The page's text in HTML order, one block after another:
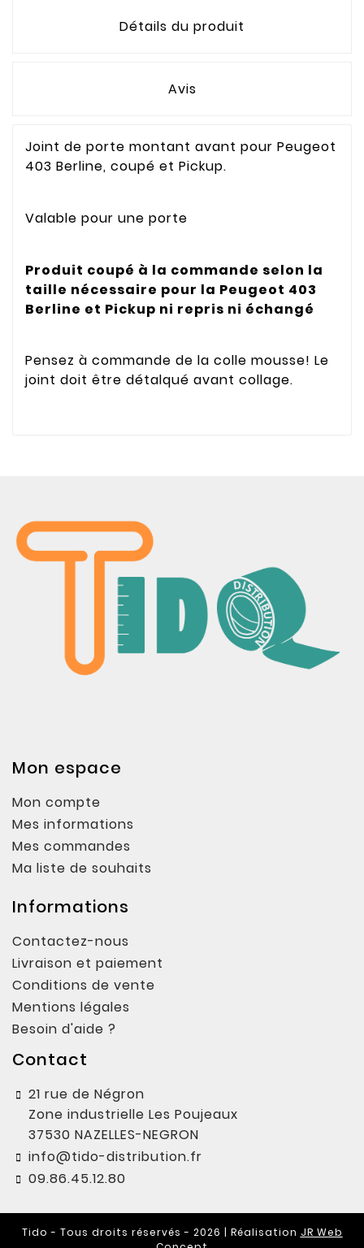
Détails du produit
Avis
Joint de porte montant avant pour Peugeot
403 Berline, coupé et Pickup.
Valable pour une porte
Produit coupé à la commande selon la
taille nécessaire pour la Peugeot 403
Berline et Pickup ni repris ni échangé
Pensez à commande de la colle mousse! Le
joint doit être détalqué avant collage.
Mon espace
Mon compte
Mes informations
Mes commandes
Ma liste de souhaits
Informations
Contactez-nous
Livraison et paiement
Conditions de vente
Mentions légales
Besoin d'aide ?
Contact
21 rue de Négron
Zone industrielle Les Poujeaux
37530 NAZELLES-NEGRON
info@tido-distribution.fr
09.86.45.12.80
Tido - Tous droits réservés - 2026 | Réalisation JR Web